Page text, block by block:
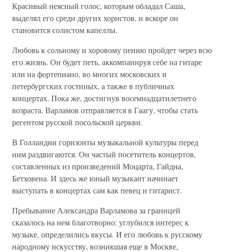
Красивый неясный голос, которым обладал Саша,
выделял его среди других хористов, и вскоре он
становится солистом капеллы.
Любовь к сольному и хоровому пению пройдет через всю
его жизнь. Он будет петь, аккомпанируя себе на гитаре
или на фортепиано, во многих московских и
петербургских гостиных, а также в публичных
концертах. Пока же, достигнув восемнадцатилетнего
возраста, Варламов отправляется в Гаагу, чтобы стать
регентом русской посольской церкви.
В Голландии горизонты музыкальной культуры перед
ним раздвигаются. Он частый посетитель концертов,
составленных из произведений Моцарта, Гайдна,
Бетховена. И здесь же юный музыкант начинает
выступать в концертах сам как певец и гитарист.
Пребывание Александра Варламова за границей
сказалось на нем благотворно: углубился интерес к
музыке, определились вкусы. И его любовь к русскому
народному искусству, возникшая еще в Москве,